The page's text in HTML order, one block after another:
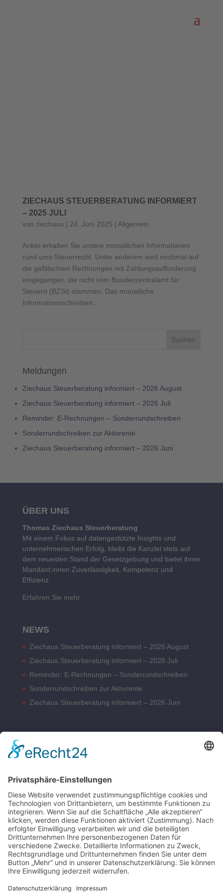
ZIECHAUS STEUERBERATUNG INFORMIERT
– 2025 JULI
von ziechaus | 24. Juni 2025 | Allgemein
Anbei erhalten Sie unsere monatlichen Informationen
rund ums Steuerrecht. Unter anderem wird nochmal auf
die gefälschten Rechnungen mit Zahlungsaufforderung
eingegangen, die nicht vom Bundeszentralamt für
Steuern (BZSt) stammen. Das monatliche
Informationsschreiben...
Meldungen
Ziechaus Steuerberatung informiert – 2026 August
Ziechaus Steuerberatung informiert – 2026 Juli
Reminder: E-Rechnungen – Sonderrundschreiben
Sonderrundschreiben zur Aktivrente
Ziechaus Steuerberatung informiert – 2026 Juni
ÜBER UNS
Thomas Ziechaus Steuerberatung
Mit einem Fokus auf datengestützte Insights und
unternehmerischen Erfolg, bleibt die Kanzlei stets auf
dem neuesten Stand der Gesetzgebung und bietet ihren
Mandant:innen Zuverlässigkeit, Kompetenz und
Effizienz.
Erfahren Sie mehr
NEWS
Ziechaus Steuerberatung informiert – 2026 August
Ziechaus Steuerberatung informiert – 2026 Juli
Reminder: E-Rechnungen – Sonderrundschreiben
Sonderrundschreiben zur Aktivrente
Ziechaus Steuerberatung informiert – 2026 Juni
Montag – Donnerstag 08:00 – 17:00 Uhr
Samstag nach Vereinbarung
Parkplätze sind hinter dem Bürohaus vorhanden.
SONSTIGE
Kontakt
Schlagworte-Übersicht
Impressum
Datenschutz